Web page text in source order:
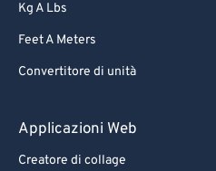
Kg A Lbs
Feet A Meters
Convertitore di unità
Applicazioni Web
Creatore di collage